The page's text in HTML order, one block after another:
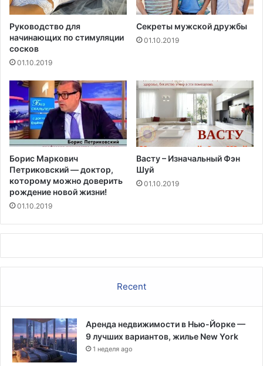
н
-
д
о
г
а
т
е
л
ь
с
т
в
а
с
т
и
м
и
ц
и
н
ы
з
а
в
и
с
и
м
с
Руководство для
начинающих по стимуляции
сосков
01.10.2019
Секреты мужской дружбы
01.10.2019
Борис Маркович
Петриковский — доктор,
которому можно доверить
рождение новой жизни!
01.10.2019
Васту – Изначальный Фэн
Шуй
01.10.2019
Recent
Аренда недвижимости в Нью-Йорке —
9 лучших вариантов, жилье New York
1 неделя ago